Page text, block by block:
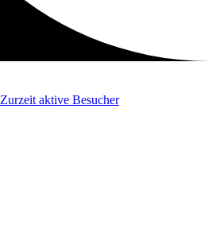
Zurzeit aktive Besucher